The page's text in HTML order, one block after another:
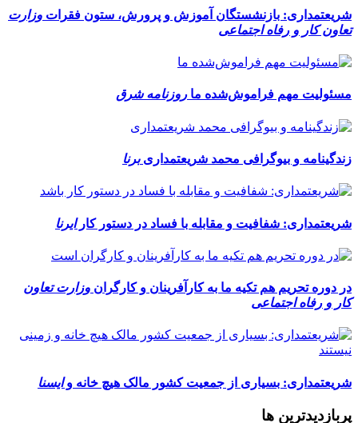
شریعتمداری: بازنشستگان آموزش و پرورش،‎ ستون فقرات
وزارت
تعاون کار و رفاه اجتماعی
مسئولیت مهم فراموش‌‌شده ماروزنامه شرق
زندگینامه و بیوگرافی محمد شریعتمداریبرنا
شریعتمداری: شفافیت و مقابله با فساد در دستور کارایرنا
در دوره تحریم هم تکیه ما به کارآفرینان و کارگران وزارت تعاون
کار و رفاه اجتماعی
شریعتمداری: بسیاری از جمعیت کشور مالک هیچ خانه وایسنا
پربازدیدترین ها